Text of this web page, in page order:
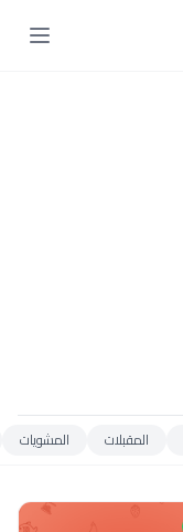
المقبلات المشويات